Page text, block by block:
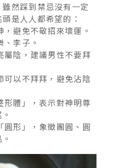
然踩到禁忌沒有一定
是人人都希望的：
避免不敬招來壞運。
李子。
陰，建議男性不要拜
以不拜拜，避免沾陰
體」，表示對神明尊
形」，象徵團圓、圓